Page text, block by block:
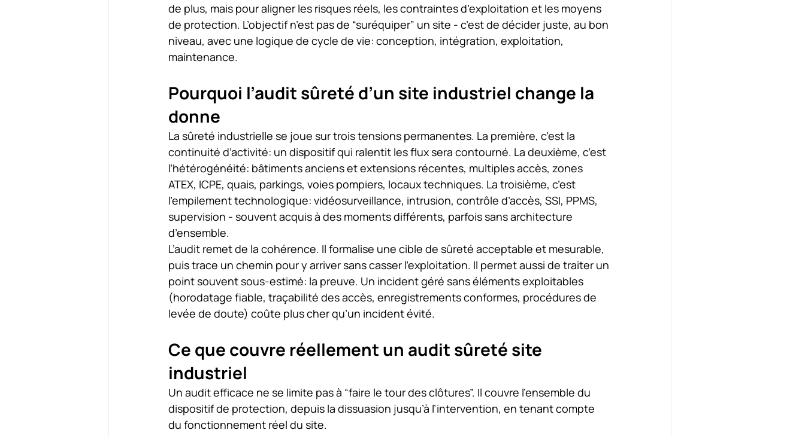
de plus, mais pour aligner les risques réels, les contraintes d’exploitation et les moyens
de protection. L’objectif n’est pas de “suréquiper” un site - c’est de décider juste, au bon
niveau, avec une logique de cycle de vie: conception, intégration, exploitation,
maintenance.
Pourquoi l’audit sûreté d’un site industriel change la
donne
La sûreté industrielle se joue sur trois tensions permanentes. La première, c’est la
continuité d’activité: un dispositif qui ralentit les flux sera contourné. La deuxième, c’est
l’hétérogénéité: bâtiments anciens et extensions récentes, multiples accès, zones
ATEX, ICPE, quais, parkings, voies pompiers, locaux techniques. La troisième, c’est
l’empilement technologique: vidéosurveillance, intrusion, contrôle d’accès, SSI, PPMS,
supervision - souvent acquis à des moments différents, parfois sans architecture
d’ensemble.
L’audit remet de la cohérence. Il formalise une cible de sûreté acceptable et mesurable,
puis trace un chemin pour y arriver sans casser l’exploitation. Il permet aussi de traiter un
point souvent sous-estimé: la preuve. Un incident géré sans éléments exploitables
(horodatage fiable, traçabilité des accès, enregistrements conformes, procédures de
levée de doute) coûte plus cher qu’un incident évité.
Ce que couvre réellement un audit sûreté site
industriel
Un audit efficace ne se limite pas à “faire le tour des clôtures”. Il couvre l’ensemble du
dispositif de protection, depuis la dissuasion jusqu’à l’intervention, en tenant compte
du fonctionnement réel du site.